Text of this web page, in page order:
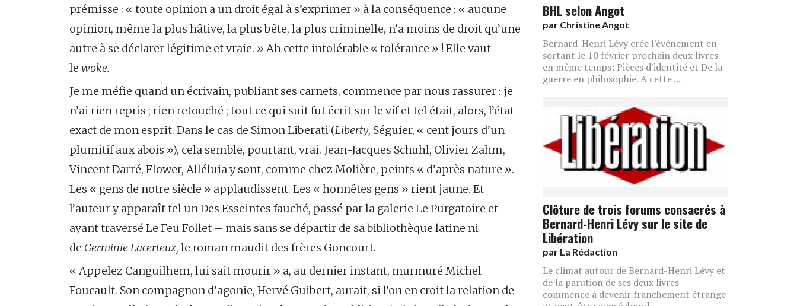
prémisse : « toute opinion a un droit égal à s’exprimer » à la conséquence : « aucune
opinion, même la plus hâtive, la plus bête, la plus criminelle, n’a moins de droit qu’une
autre à se déclarer légitime et vraie. » Ah cette intolérable « tolérance » ! Elle vaut
le woke.
Je me méfie quand un écrivain, publiant ses carnets, commence par nous rassurer : je
n’ai rien repris ; rien retouché ; tout ce qui suit fut écrit sur le vif et tel était, alors, l’état
exact de mon esprit. Dans le cas de Simon Liberati (Liberty, Séguier, « cent jours d’un
plumitif aux abois »), cela semble, pourtant, vrai. Jean-Jacques Schuhl, Olivier Zahm,
Vincent Darré, Flower, Alléluia y sont, comme chez Molière, peints « d’après nature ».
Les « gens de notre siècle » applaudissent. Les « honnêtes gens » rient jaune. Et
l’auteur y apparaît tel un Des Esseintes fauché, passé par la galerie Le Purgatoire et
ayant traversé Le Feu Follet – mais sans se départir de sa bibliothèque latine ni
de Germinie Lacerteux, le roman maudit des frères Goncourt.
« Appelez Canguilhem, lui sait mourir » a, au dernier instant, murmuré Michel
Foucault. Son compagnon d’agonie, Hervé Guibert, aurait, si l’on en croit la relation de
BHL selon Angot
par Christine Angot
Bernard-Henri Lévy crée l'événement en
sortant le 10 février prochain deux livres
en même temps: Pièces d'identité et De la
guerre en philosophie. A cette ...
Clôture de trois forums consacrés à
Bernard-Henri Lévy sur le site de
Libération
par La Rédaction
Le climat autour de Bernard-Henri Lévy et
de la parution de ses deux livres
commence à devenir franchement étrange